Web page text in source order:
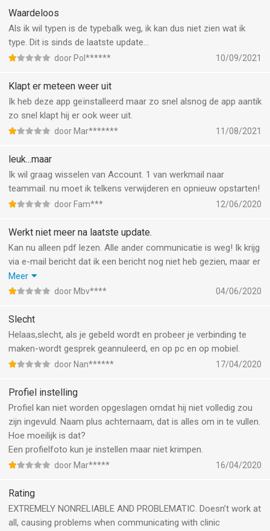
Waardeloos
Als ik wil typen is de typebalk weg, ik kan dus niet zien wat ik
type. Dit is sinds de laatste update…
door Pol****** 10/09/2021
Klapt er meteen weer uit
Ik heb deze app geïnstalleerd maar zo snel alsnog de app aantik
zo snel klapt hij er ook weer uit.
door Mar******* 11/08/2021
leuk...maar
Ik wil graag wisselen van Account. 1 van werkmail naar
teammail. nu moet ik telkens verwijderen en opnieuw opstarten!
door Fam*** 12/06/2020
Werkt niet meer na laatste update.
Kan nu alleen pdf lezen. Alle ander communicatie is weg! Ik krijg
via e-mail bericht dat ik een bericht nog niet heb gezien, maar er
is geen bericht. Als ik een bericht stuur kan ik deze ook nergens
meer terugvinden.
Deze app is altijd al onstabiel geweest maar doet het nu dus
helemaal niet meer!
Meer
door Mbv**** 04/06/2020
Slecht
Helaas,slecht, als je gebeld wordt en probeer je verbinding te
maken-wordt gesprek geannuleerd, en op pc en op mobiel.
door Nan****** 17/04/2020
Profiel instelling
Profiel kan niet worden opgeslagen omdat hij niet volledig zou
zijn ingevuld. Naam plus achternaam, dat is alles om in te vullen.
Hoe moeilijk is dat?
Een profielfoto kun je instellen maar niet krimpen.
door Mar***** 16/04/2020
Rating
EXTREMELY NONRELIABLE AND PROBLEMATIC. Doesn’t work at
all, causing problems when communicating with clinic